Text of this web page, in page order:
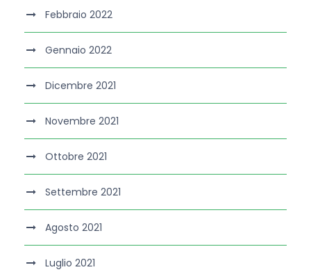
Febbraio 2022
Gennaio 2022
Dicembre 2021
Novembre 2021
Ottobre 2021
Settembre 2021
Agosto 2021
Luglio 2021